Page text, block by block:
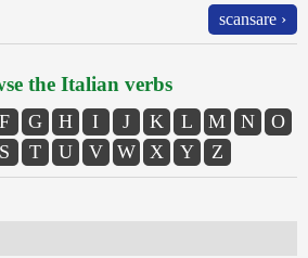
scansare ›
the Italian verbs
F G H I J K L M N
O
S T U V W X Y Z